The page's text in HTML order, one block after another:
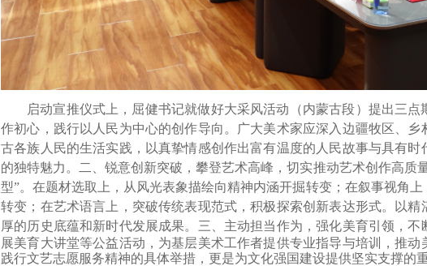
启动宣推仪式上，屈健书记就做好大采风活动（内蒙古段）提出三点
作初心，践行以人民为中心的创作导向。广大美术家应深入边疆牧区、
古各族人民的生活实践，以真挚情感创作出富有温度的人民故事与具有
的独特魅力。二、锐意创新突破，攀登艺术高峰，切实推动艺术创作高质
型”。在题材选取上，从风光表象描绘向精神内涵开掘转变；在叙事视角
转变；在艺术语言上，突破传统表现范式，积极探索创新表达形式。以
厚的历史底蕴和新时代发展成果。 三、主动担当作为，强化美育引领，
展美育大讲堂等公益活动，为基层美术工作者提供专业指导与培训，推
践行文艺志愿服务精神的具体举措，更是为文化强国建设提供坚实支撑的重